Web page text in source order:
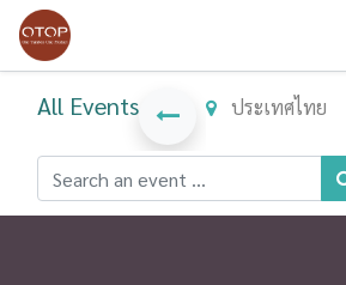
All Events ประเทศไทย